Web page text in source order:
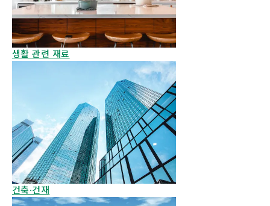
생활 관련 재료
건축·건재